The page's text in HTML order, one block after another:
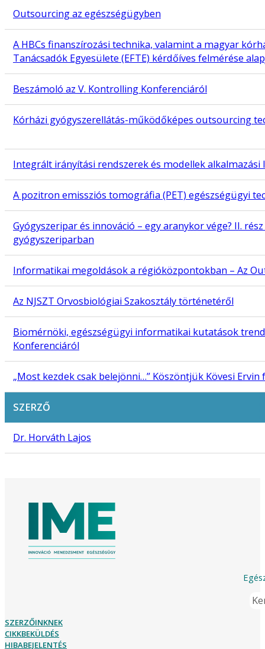
Outsourcing az egészségügyben
A HBCs finanszírozási technika, valamint a magyar
Tanácsadók Egyesülete (EFTE) kérdőíves felmérése
Beszámoló az V. Kontrolling Konferenciáról
Kórházi gyógyszerellátás-működőképes outsourcing
Integrált irányítási rendszerek és modellek
A pozitron emissziós tomográfia (PET) egészségügyi
Gyógyszeripar és innováció – egy aranykor vége? II.
gyógyszeriparban
Informatikai megoldások a régióközpontokban – Az
Az NJSZT Orvosbiológiai Szakosztály történetéről
Biomérnöki, egészségügyi informatikai kutatások
Konferenciáról
„Most kezdek csak belejönni…” Köszöntjük Kövesi
SZERZŐ
Dr. Horváth Lajos
SZERZŐINKNEK
CIKKBEKÜLDÉS
HIBABEJELENTÉS